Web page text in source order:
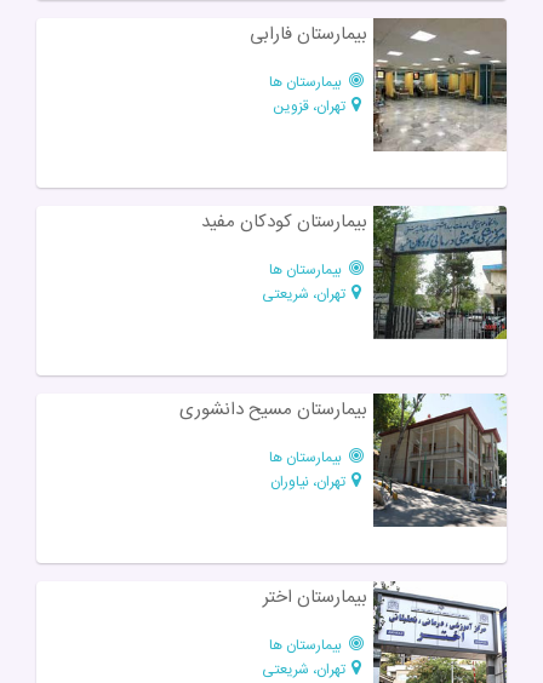
بیمارستان فارابی
بیمارستان ها
تهران، قزوین
بیمارستان کودکان مفید
بیمارستان ها
تهران، شریعتی
بیمارستان مسیح دانشوری
بیمارستان ها
تهران، نیاوران
بیمارستان اختر
بیمارستان ها
تهران، شریعتی